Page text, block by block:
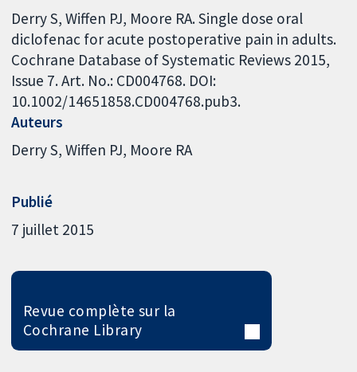
Derry S, Wiffen PJ, Moore RA. Single dose oral
diclofenac for acute postoperative pain in adults.
Cochrane Database of Systematic Reviews 2015,
Issue 7. Art. No.: CD004768. DOI:
10.1002/14651858.CD004768.pub3.
Auteurs
Derry S Wiffen PJ Moore RA
Publié
7 juillet 2015
Revue complète sur la
Cochrane Library